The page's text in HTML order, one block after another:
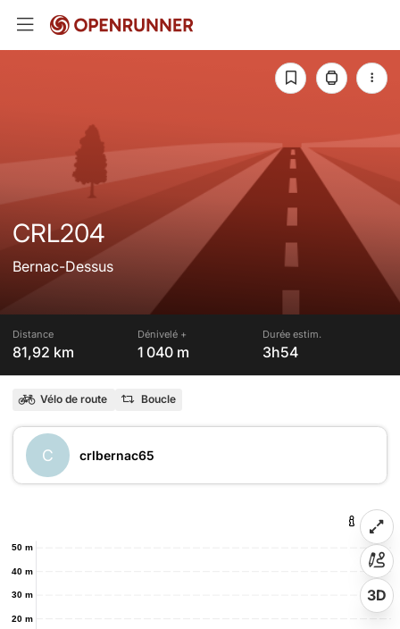
CRL204
Bernac-Dessus
Distance
81,92 km
Dénivelé +
1 040 m
Durée estim.
3h54
Vélo de route Boucle
C crlbernac65
20 m
30 m
40 m
50 m
3D